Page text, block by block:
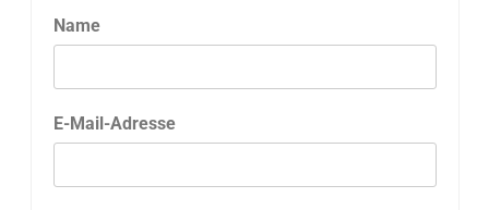
Name
E-Mail-Adresse